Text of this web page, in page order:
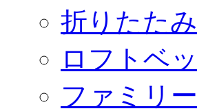
折りたた
ロフトベ
ファミリ